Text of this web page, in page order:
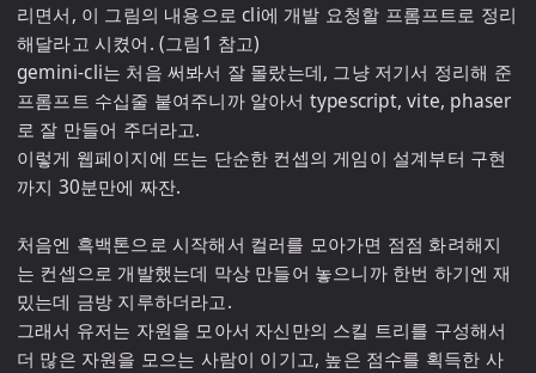
리면서, 이 그림의 내용으로 cli에 개발 요청할 프롬프트로 정리
해달라고 시켰어. (그림1 참고)
gemini-cli는 처음 써봐서 잘 몰랐는데, 그냥 저기서 정리해 준
프롬프트 수십줄 붙여주니까 알아서 typescript, vite, phaser
로 잘 만들어 주더라고.
이렇게 웹페이지에 뜨는 단순한 컨셉의 게임이 설계부터 구현
까지 30분만에 짜잔.
처음엔 흑백톤으로 시작해서 컬러를 모아가면 점점 화려해지
는 컨셉으로 개발했는데 막상 만들어 놓으니까 한번 하기엔 재
밌는데 금방 지루하더라고.
그래서 유저는 자원을 모아서 자신만의 스킬 트리를 구성해서
더 많은 자원을 모으는 사람이 이기고, 높은 점수를 획득한 사